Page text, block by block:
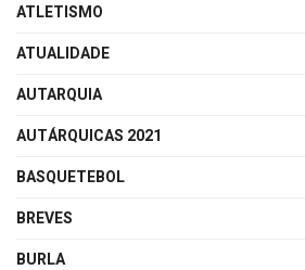
ATLETISMO
ATUALIDADE
AUTARQUIA
AUTÁRQUICAS 2021
BASQUETEBOL
BREVES
BURLA